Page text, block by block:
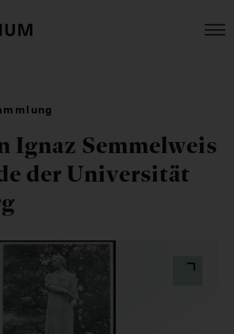
Ignaz Semmelweis
der Universität